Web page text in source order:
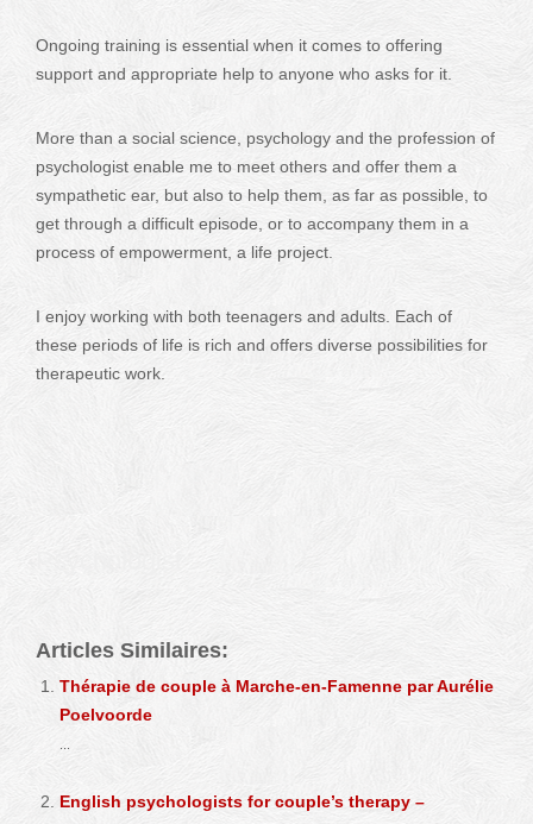
Ongoing training is essential when it comes to offering
support and appropriate help to anyone who asks for it.
More than a social science, psychology and the profession of
psychologist enable me to meet others and offer them a
sympathetic ear, but also to help them, as far as possible, to
get through a difficult episode, or to accompany them in a
process of empowerment, a life project.
I enjoy working with both teenagers and adults. Each of
these periods of life is rich and offers diverse possibilities for
therapeutic work.
Articles Similaires:
Thérapie de couple à Marche-en-Famenne par Aurélie
Poelvoorde
English psychologists for couple’s therapy –